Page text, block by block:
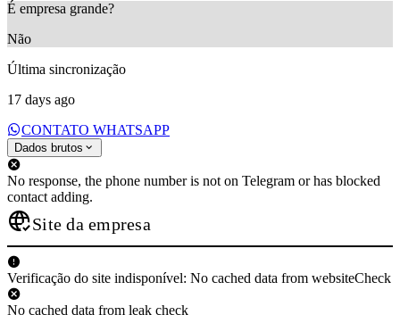
É empresa grande?
Não
Última sincronização
17 days ago
CONTATO WHATSAPP
Dados brutos
No response, the phone number is not on Telegram or has blocked
contact adding.
Site da empresa
Verificação do site indisponível: No cached data from websiteCheck
No cached data from leak check